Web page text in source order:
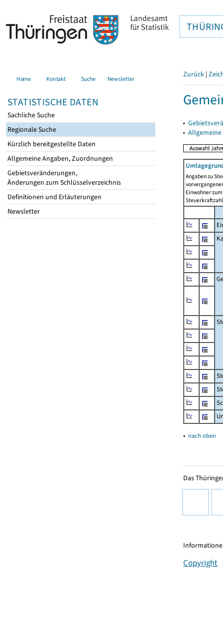
Home Kontakt Suche Newsletter
STATISTISCHE DATEN
Sachliche Suche
Regionale Suche
Kürzlich bereitgestellte Daten
Allgemeine Angaben, Zuordnungen
Gebietsveränderungen,
Änderungen zum Schlüsselverzeichnis
Definitionen und Erläuterungen
Newsletter
Zurück |
▸
▸
Angaben zu
Einwohner
▴ nach oben
Das
Copyright